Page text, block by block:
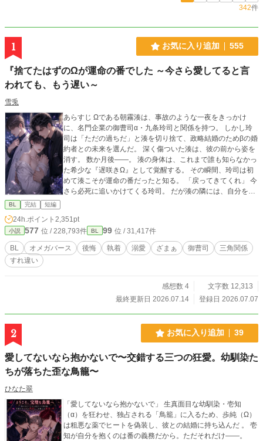
342件
1 お気に入り追加 555
『捨てたはずのΩが運命の番でした ～今さら愛してると言
われても、もう遅い～
雪兎
あらすじ Ωである朝霧湊は、事故のような一夜をきっかけ
に、名門企業の御曹司α・九条玲司と関係を持つ。 しかし玲
司は「ただの過ちだ」と湊を切り捨て、政略結婚のためβの婚
約者との未来を選んだ。 深く傷ついた湊は、彼の前から姿を
消す。 数か月後――。 湊の身体は、これまで誰も知らなかっ
た希少な『遅咲きΩ』として覚醒する。 その瞬間、玲司は初
めて湊こそが運命の番だったと知る。 「戻ってきてくれ」 今
さら必死に追いかけてくる玲司。 だが湊の隣には、自分を支
希少Ωを巡る陰謀。 もう二度と傷つきたくないΩが最後に選
ぶ相手とは――。 捨てた側の後悔と執着が加速する、すれ違
いオメガバースBL。
BL 完結 短編
24h.ポイント 2,351pt
小説 577 位 / 228,793件 BL 99 位 / 31,417件
BL オメガバース 後悔 執着 溺愛 ざまぁ 御曹司
三角関係
すれ違い
感想数 4
文字数 12,313
最終更新日 2026.07.14
登録日 2026.07.07
2 お気に入り追加 39
愛してないなら抱かないで〜交錯する三つの狂愛。幼馴染た
ちが落ちた歪な鳥籠〜
ひなた翠
「愛してないなら抱かないで」 生真面目な幼馴染・壱知
（α）を狂わせ、独占される「鳥籠」に入るため、歩純（Ω）
は粗悪な薬でヒートを偽装し、彼との結婚に持ち込んだ 。 壱
知が自分を抱くのは番の義務だから。ただそれだけ――。